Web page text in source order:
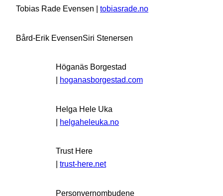
Tobias Rade Evensen | tobiasrade.no
Bård-Erik EvensenSiri Stenersen
Höganäs Borgestad
| hoganasborgestad.com
Helga Hele Uka
| helgaheleuka.no
Trust Here
trust-here.net
Personvernombudene